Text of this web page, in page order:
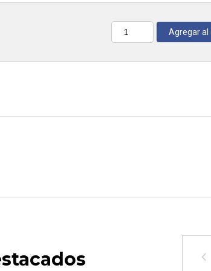
Cantidad Agregar al